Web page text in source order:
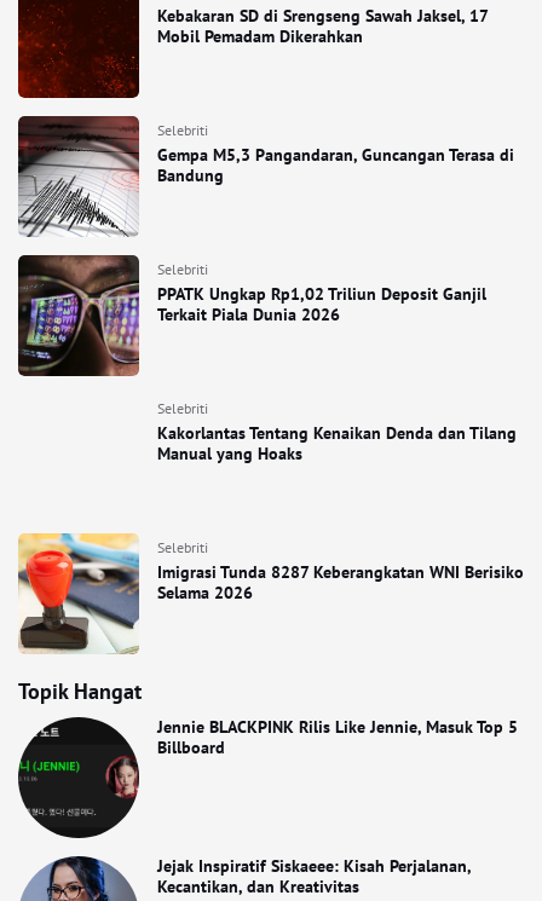
Kebakaran SD di Srengseng Sawah Jaksel, 17
Mobil Pemadam Dikerahkan
Selebriti
Gempa M5,3 Pangandaran, Guncangan Terasa di
Bandung
Selebriti
PPATK Ungkap Rp1,02 Triliun Deposit Ganjil
Terkait Piala Dunia 2026
Selebriti
Kakorlantas Tentang Kenaikan Denda dan Tilang
Manual yang Hoaks
Selebriti
Imigrasi Tunda 8287 Keberangkatan WNI Berisiko
Selama 2026
Topik Hangat
Jennie BLACKPINK Rilis Like Jennie, Masuk Top 5
Billboard
Jejak Inspiratif Siskaeee: Kisah Perjalanan,
Kecantikan, dan Kreativitas